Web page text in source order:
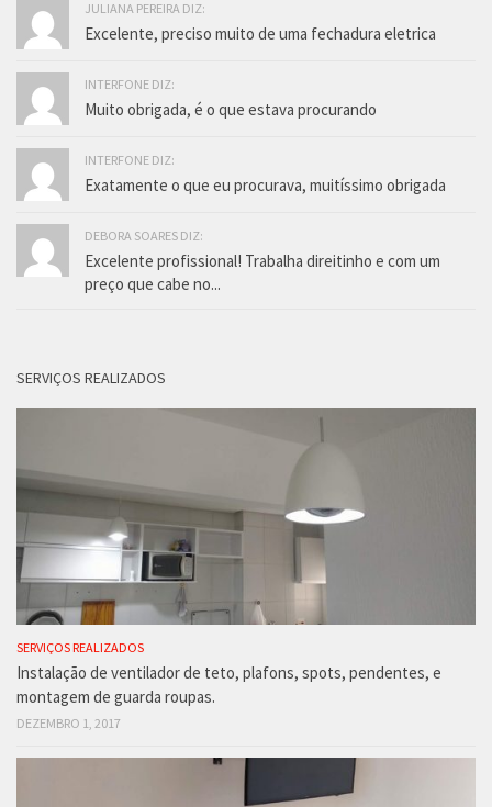
JULIANA PEREIRA DIZ:
Excelente, preciso muito de uma fechadura eletrica
INTERFONE DIZ:
Muito obrigada, é o que estava procurando
INTERFONE DIZ:
Exatamente o que eu procurava, muitíssimo obrigada
DEBORA SOARES DIZ:
Excelente profissional! Trabalha direitinho e com um
preço que cabe no...
SERVIÇOS REALIZADOS
SERVIÇOS REALIZADOS
Instalação de ventilador de teto, plafons, spots, pendentes, e
montagem de guarda roupas.
DEZEMBRO 1, 2017